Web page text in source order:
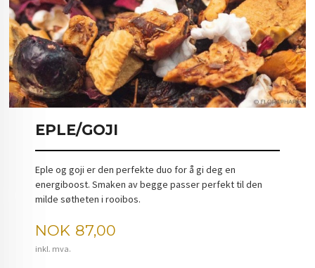
EPLE/GOJI
Eple og goji er den perfekte duo for å gi deg en
energiboost. Smaken av begge passer perfekt til den
milde søtheten i rooibos.
Pris
NOK 87,00
inkl. mva.